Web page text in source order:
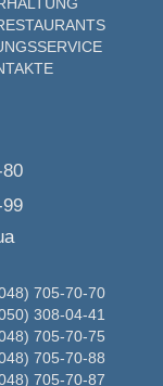
705-70-70
308-04-41
705-70-75
705-70-88
705-70-87